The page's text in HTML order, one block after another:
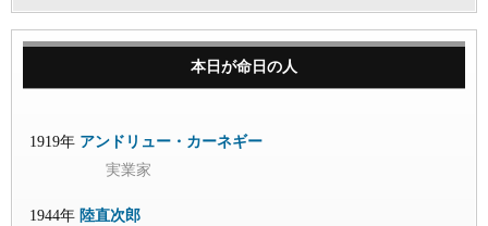
本日が命日の人
1919年 アンドリュー・カーネギー
実業家
1944年 陸直次郎